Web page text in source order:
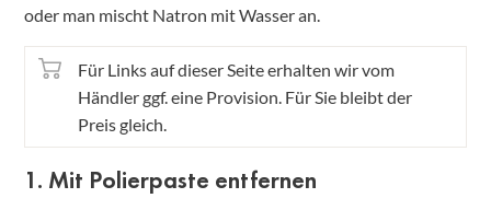
oder man mischt Natron mit Wasser an.
Für Links auf dieser Seite erhalten wir vom
Händler ggf. eine Provision. Für Sie bleibt der
Preis gleich.
1. Mit Polierpaste entfernen